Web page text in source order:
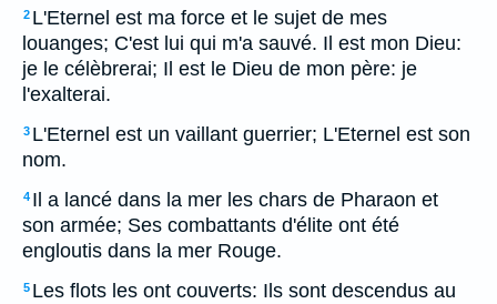
2 L'Eternel est ma force et le sujet de mes
louanges; C'est lui qui m'a sauvé. Il est mon Dieu:
je le célèbrerai; Il est le Dieu de mon père: je
l'exalterai.
3 L'Eternel est un vaillant guerrier; L'Eternel est son
nom.
4 Il a lancé dans la mer les chars de Pharaon et
son armée; Ses combattants d'élite ont été
engloutis dans la mer Rouge.
5 Les flots les ont couverts: Ils sont descendus au